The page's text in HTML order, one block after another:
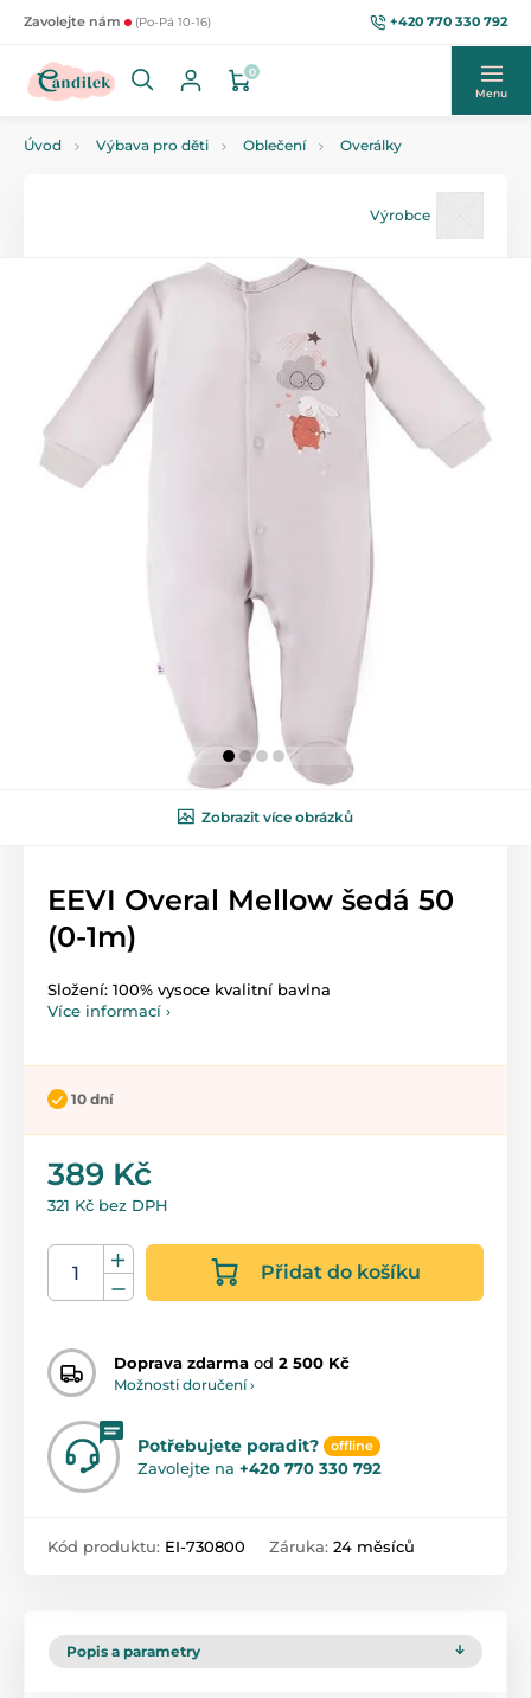
Zavolejte nám (Po-Pá 10-16) +420 770 330 792
0
Menu
Úvod Výbava pro děti Oblečení Overálky
Výrobce
Zobrazit více obrázků
EEVI Overal Mellow šedá 50
(0-1m)
Složení: 100% vysoce kvalitní bavlna
Více informací ›
10 dní
389 Kč
321 Kč bez DPH
Přidat do košíku
Doprava zdarma od 2 500 Kč
Možnosti doručení ›
Potřebujete poradit? offline
Zavolejte na +420 770 330 792
Kód produktu: EI-730800 Záruka: 24 měsíců
Popis a parametry